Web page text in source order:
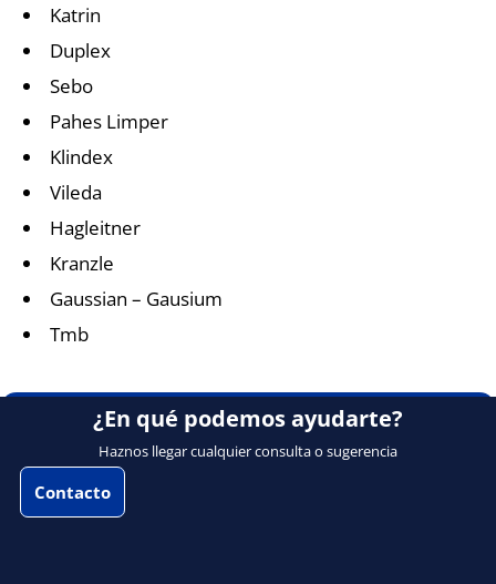
Katrin
Duplex
Sebo
Pahes Limper
Klindex
Vileda
Hagleitner
Kranzle
Gaussian – Gausium
Tmb
¿En qué podemos ayudarte?
Haznos llegar cualquier consulta o sugerencia
Contacto